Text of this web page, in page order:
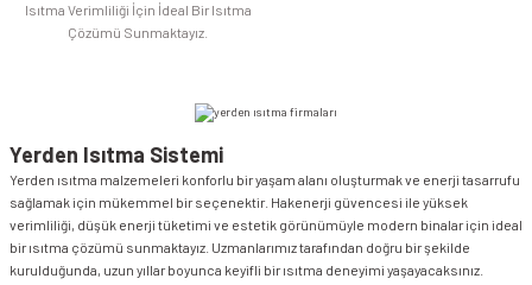
Isıtma Verimliliği İçin İdeal Bir Isıtma
Çözümü Sunmaktayız.
Yerden Isıtma Sistemi
Yerden ısıtma malzemeleri konforlu bir yaşam alanı oluşturmak ve enerji tasarrufu
sağlamak için mükemmel bir seçenektir. Hakenerji güvencesi ile yüksek
verimliliği, düşük enerji tüketimi ve estetik görünümüyle modern binalar için ideal
bir ısıtma çözümü sunmaktayız. Uzmanlarımız tarafından doğru bir şekilde
kurulduğunda, uzun yıllar boyunca keyifli bir ısıtma deneyimi yaşayacaksınız.